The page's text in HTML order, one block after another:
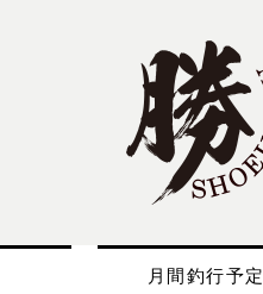
月間釣行予定